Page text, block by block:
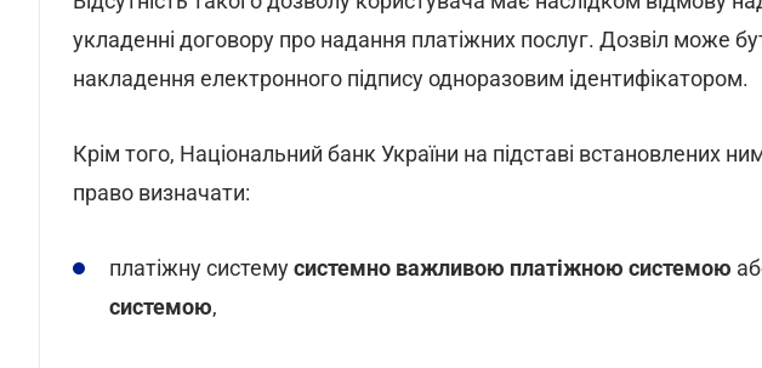
укладенні договору про надання платіжних послуг. Дозвіл може
накладення електронного підпису одноразовим ідентифікатором.
Крім того, Національний банк України на підставі встановлених
право визначати:
платіжну системусистемно важливою платіжною системою
системою,